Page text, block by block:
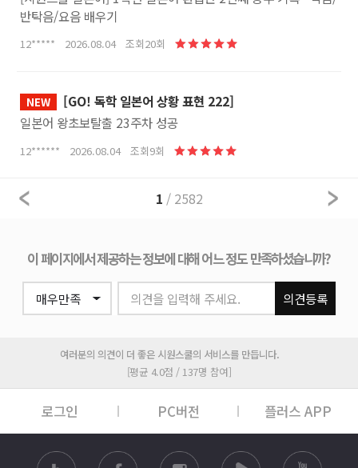
반탁음/요음 배우기
12***** 2026.08.04 조회20회
NEW
[GO! 독학 일본어 상황 표현 222]
일본어 왕초보탈출 23주차 성공
12****** 2026.08.04 조회9회
1 / 2582
이 페이지에서 제공하는 정보에 대해 어느 정도 만족하셨습니까?
의견을 입력해 주세요. 의견등록
여러분의 의견이 더 좋은 시원스쿨의 서비스를 만듭니다.
[평균 4.0점 / 137명 참여]
로그인 PC버전 플러스 APP